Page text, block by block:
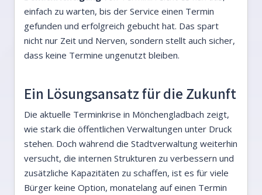
einfach zu warten, bis der Service einen Termin
gefunden und erfolgreich gebucht hat. Das spart
nicht nur Zeit und Nerven, sondern stellt auch sicher,
dass keine Termine ungenutzt bleiben.
Ein Lösungsansatz für die Zukunft
Die aktuelle Terminkrise in Mönchengladbach zeigt,
wie stark die öffentlichen Verwaltungen unter Druck
stehen. Doch während die Stadtverwaltung weiterhin
versucht, die internen Strukturen zu verbessern und
zusätzliche Kapazitäten zu schaffen, ist es für viele
Bürger keine Option, monatelang auf einen Termin